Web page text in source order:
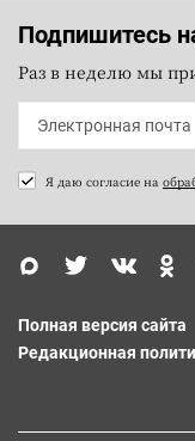
Подпишитесь
Раз в неделю мы
Я даю согласие на
Полная версия сайта
Редакционная